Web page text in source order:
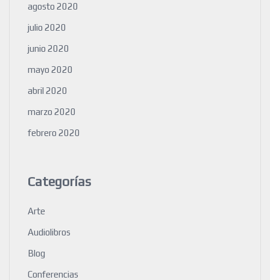
agosto 2020
julio 2020
junio 2020
mayo 2020
abril 2020
marzo 2020
febrero 2020
Categorías
Arte
Audiolibros
Blog
Conferencias